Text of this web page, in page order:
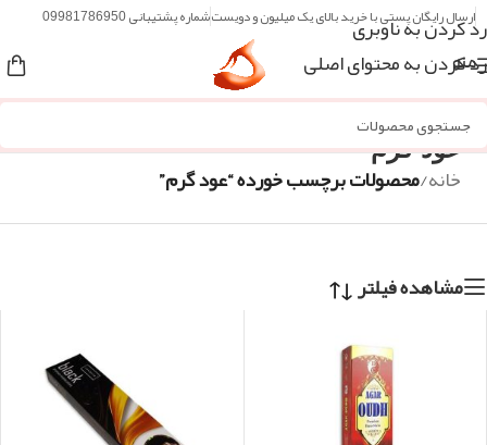
رد کردن به ناوبری
رد کردن به محتوای اصلی
ارسال رایگان پستی با خرید بالای یک میلیون و دویستشماره پشتیبانی 09981786950
منو
عود گرم
خانه/محصولات برچسب خورده “عود گرم”
مشاهده فیلتر